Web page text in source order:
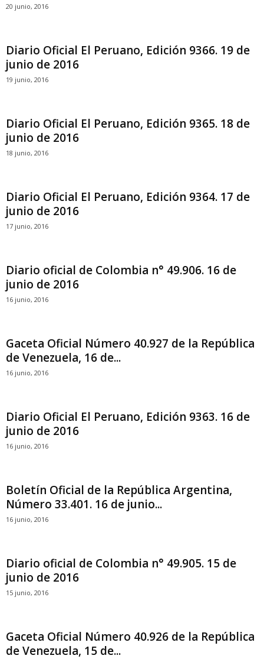
20 junio, 2016
Diario Oficial El Peruano, Edición 9366. 19 de
junio de 2016
19 junio, 2016
Diario Oficial El Peruano, Edición 9365. 18 de
junio de 2016
18 junio, 2016
Diario Oficial El Peruano, Edición 9364. 17 de
junio de 2016
17 junio, 2016
Diario oficial de Colombia n° 49.906. 16 de
junio de 2016
16 junio, 2016
Gaceta Oficial Número 40.927 de la República
de Venezuela, 16 de...
16 junio, 2016
Diario Oficial El Peruano, Edición 9363. 16 de
junio de 2016
16 junio, 2016
Boletín Oficial de la República Argentina,
Número 33.401. 16 de junio...
16 junio, 2016
Diario oficial de Colombia n° 49.905. 15 de
junio de 2016
15 junio, 2016
Gaceta Oficial Número 40.926 de la República
de Venezuela, 15 de...